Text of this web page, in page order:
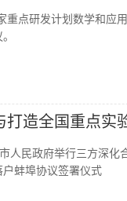
重点研发计划数学和应
造全国重点实
人民政府举行三方深化
蚌埠协议签署仪式